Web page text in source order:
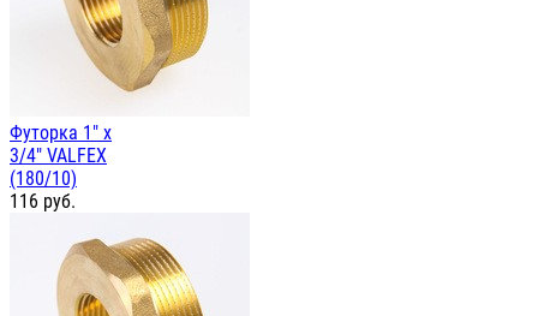
Футорка 1" х
3/4" VALFEX
(180/10)
116 руб.